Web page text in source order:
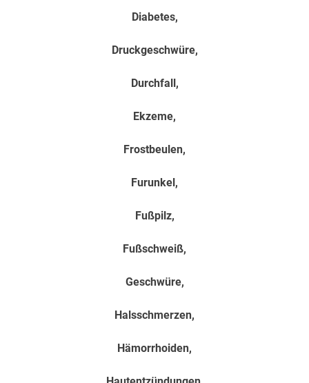
Diabetes,
Druckgeschwüre,
Durchfall,
Ekzeme,
Frostbeulen,
Furunkel,
Fußpilz,
Fußschweiß,
Geschwüre,
Halsschmerzen,
Hämorrhoiden,